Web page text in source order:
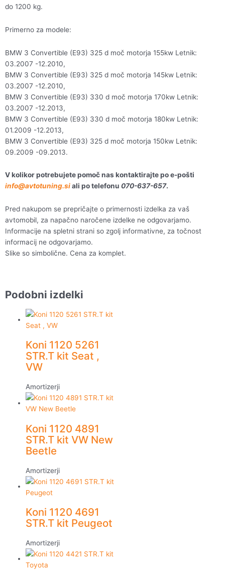
do 1200 kg.
Primerno za modele:
BMW 3 Convertible (E93) 325 d moč motorja 155kw Letnik:
03.2007 -12.2010,
BMW 3 Convertible (E93) 325 d moč motorja 145kw Letnik:
03.2007 -12.2010,
BMW 3 Convertible (E93) 330 d moč motorja 170kw Letnik:
03.2007 -12.2013,
BMW 3 Convertible (E93) 330 d moč motorja 180kw Letnik:
01.2009 -12.2013,
BMW 3 Convertible (E93) 325 d moč motorja 150kw Letnik:
09.2009 -09.2013.
V kolikor potrebujete pomoč nas kontaktirajte po e-pošti
info@avtotuning.siali po telefonu 070-637-657.
Pred nakupom se prepričajte o primernosti izdelka za vaš
avtomobil, za napačno naročene izdelke ne odgovarjamo.
Informacije na spletni strani so zgolj informativne, za točnost
informacij ne odgovarjamo.
Slike so simbolične. Cena za komplet.
Podobni izdelki
Koni 1120 5261
STR.T kit Seat ,
VW
Amortizerji
Koni 1120 4891
STR.T kit VW New
Beetle
Amortizerji
Koni 1120 4691
STR.T kit Peugeot
Amortizerji